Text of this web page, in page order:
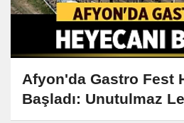
Afyon'da Gastro Fest
Başladı: Unutulmaz
Bekliyor!